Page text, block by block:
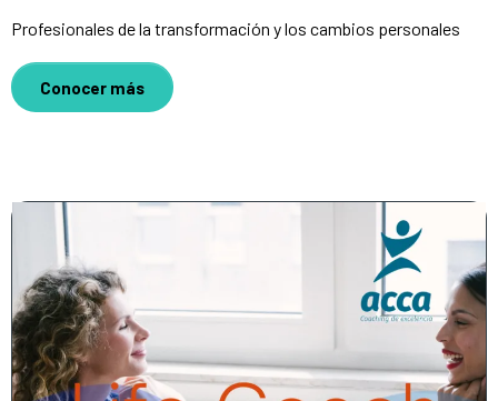
Profesionales de la transformación y los cambios personales
Conocer más